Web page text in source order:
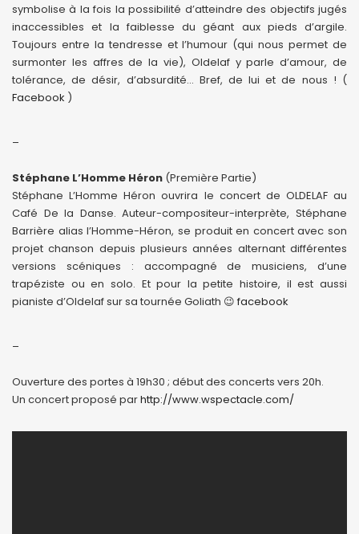
symbolise à la fois la possibilité d’atteindre des objectifs jugés
inaccessibles et la faiblesse du géant aux pieds d’argile.
Toujours entre la tendresse et l’humour (qui nous permet de
surmonter les affres de la vie), Oldelaf y parle d’amour, de
tolérance, de désir, d’absurdité… Bref, de lui et de nous ! (
Facebook )
Stéphane L’Homme Héron (Première Partie)
Stéphane L’Homme Héron ouvrira le concert de OLDELAF au
Café De la Danse. Auteur-compositeur-interprète, Stéphane
Barrière alias l’Homme-Héron, se produit en concert avec son
projet chanson depuis plusieurs années alternant différentes
versions scéniques : accompagné de musiciens, d’une
trapéziste ou en solo. Et pour la petite histoire, il est aussi
pianiste d’Oldelaf sur sa tournée Goliath 😉facebook
Ouverture des portes à 19h30 ; début des concerts vers 20h.
Un concert proposé parhttp://www.wspectacle.com/